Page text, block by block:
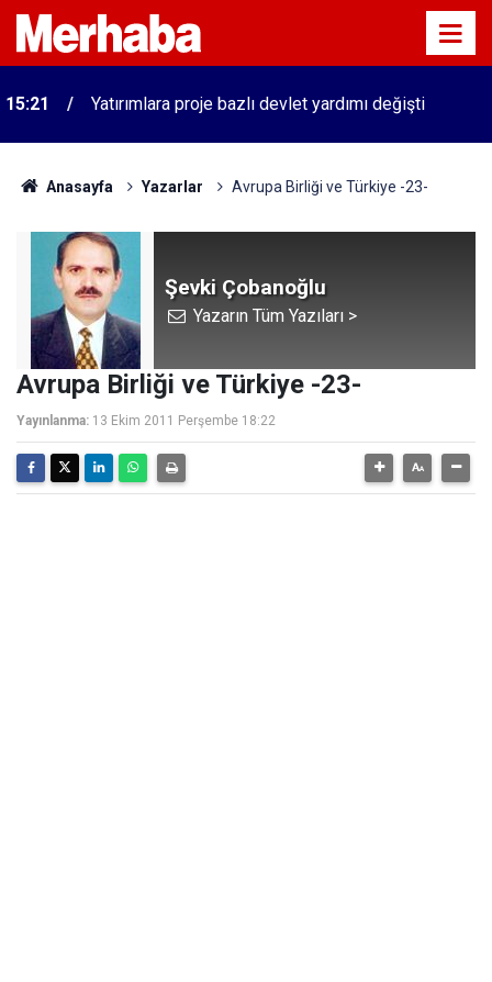
15:21 Yatırımlara proje bazlı devlet yardımı değişti
Anasayfa Yazarlar Avrupa Birliği ve Türkiye -23-
Şevki Çobanoğlu
Yazarın Tüm Yazıları >
Avrupa Birliği ve Türkiye -23-
Yayınlanma: 13 Ekim 2011 Perşembe 18:22